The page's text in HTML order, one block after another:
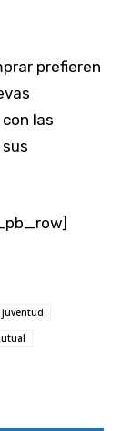
prefieren
las
juventud